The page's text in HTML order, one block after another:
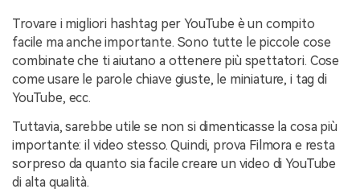
Trovare i migliori hashtag per YouTube è un compito
facile ma anche importante. Sono tutte le piccole cose
combinate che ti aiutano a ottenere più spettatori. Cose
come usare le parole chiave giuste, le miniature, i tag di
YouTube, ecc.
Tuttavia, sarebbe utile se non si dimenticasse la cosa più
importante: il video stesso. Quindi, prova Filmora e resta
sorpreso da quanto sia facile creare un video di YouTube
di alta qualità.